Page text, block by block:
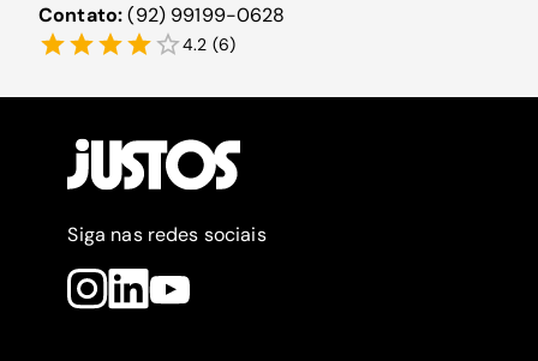
Contato:(92) 99199-0628
4.2 (6)
Siga nas redes sociais